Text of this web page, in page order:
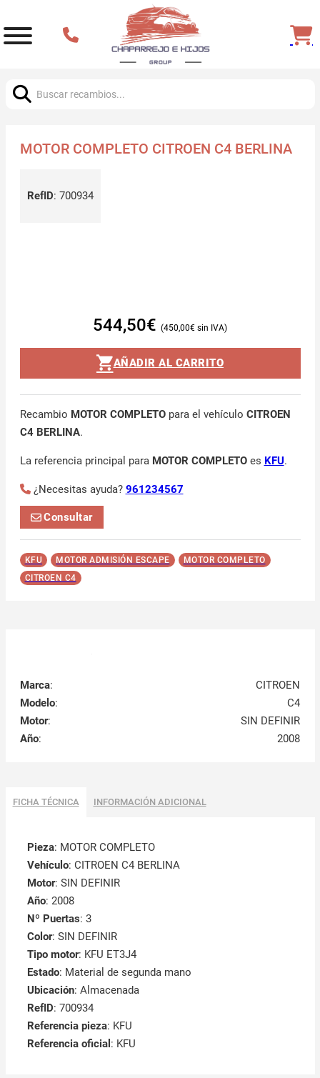
MOTOR COMPLETO CITROEN C4 BERLINA
RefID: 700934
544,50€ 450,00€
AÑADIR AL CARRITO
Recambio MOTOR COMPLETOpara el vehículo CITROEN
C4 BERLINA.
La referencia principal para MOTOR COMPLETOes KFU.
¿Necesitas ayuda? 961234567
Consultar
KFU MOTOR ADMISIÓN ESCAPE
MOTOR COMPLETO
CITROEN C4
Marca:
CITROEN
Modelo:
C4
Motor:
SIN DEFINIR
Año: 2008
FICHA TÉCNICA INFORMACIÓN ADICIONAL
Pieza: MOTOR COMPLETO
Vehículo: CITROEN C4 BERLINA
Motor: SIN DEFINIR
Año: 2008
Nº Puertas: 3
Color: SIN DEFINIR
Tipo motor: KFU ET3J4
Estado: Material de segunda mano
Ubicación: Almacenada
RefID: 700934
Referencia pieza: KFU
Referencia oficial : KFU